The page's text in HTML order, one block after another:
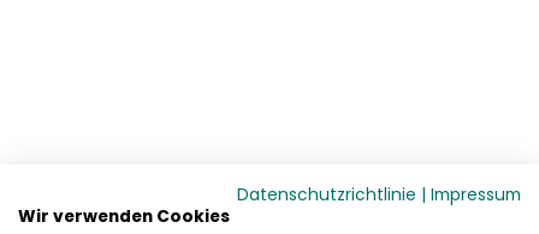
Datenschutzrichtlinie | Impressum
Wir verwenden Cookies